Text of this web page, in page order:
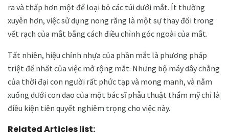
ra và thấp hơn một để loại bỏ các túi dưới mắt. Ít thường
xuyên hơn, việc sử dụng nong răng là một sự thay đổi trong
vết rạch của mắt bằng cách điều chỉnh góc ngoài của mắt.
Tất nhiên, hiệu chỉnh nhựa của phần mắt là phương pháp
triệt để nhất của việc mở rộng mắt. Nhưng bộ máy dây chằng
của thời đại con người rất phức tạp và mong manh, và nằm
xuống dưới con dao của một bác sĩ phẫu thuật thẩm mỹ chỉ là
điều kiện tiên quyết nghiêm trọng cho việc này.
Related Articles list: